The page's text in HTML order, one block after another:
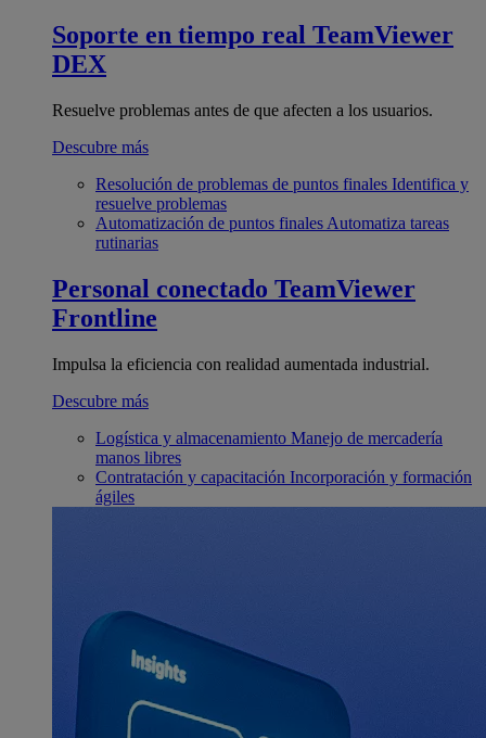
Soporte en tiempo real TeamViewer
DEX
Resuelve problemas antes de que afecten a los usuarios.
Descubre más
Resolución de problemas de puntos finales Identifica y
resuelve problemas
Automatización de puntos finales Automatiza tareas
rutinarias
Personal conectado TeamViewer
Frontline
Impulsa la eficiencia con realidad aumentada industrial.
Descubre más
Logística y almacenamiento Manejo de mercadería
manos libres
Contratación y capacitación Incorporación y formación
ágiles